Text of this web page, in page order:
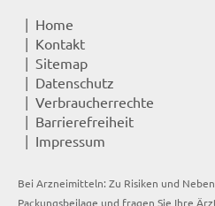
Home
Kontakt
Sitemap
Datenschutz
Verbraucherrechte
Barrierefreiheit
Impressum
Bei Arzneimitteln: Zu Risiken und
Packungsbeilage und fragen Sie Ihre